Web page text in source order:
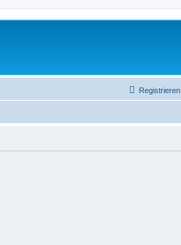
Registrieren